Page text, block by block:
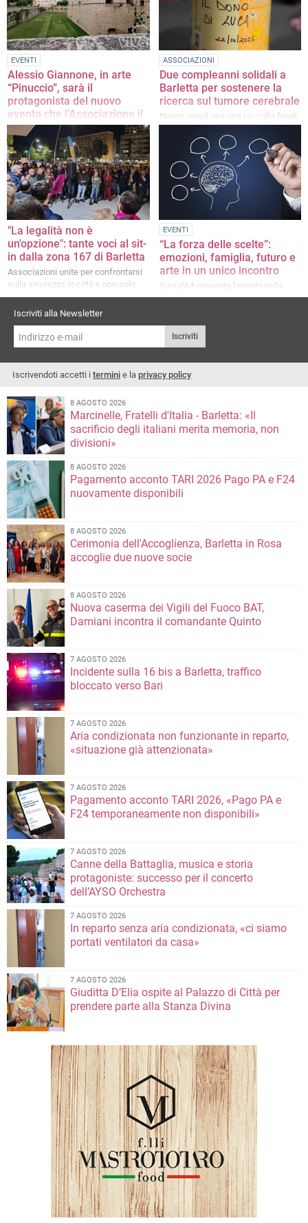
EVENTI
Alessio Giannone, in arte
“Pinuccio”, sarà il
protagonista del nuovo
evento che l’Associazione il
Dono di Luca organizza a
Barletta
L’ attore, regista e inviato televisivo
italiano,sarà intervistato dal
giornalista Giuliano Foschini per
offrire uno spaccato del paese
ASSOCIAZIONI
Due compleanni solidali a
Barletta per sostenere la
ricerca sul tumore cerebrale
Niente regali, ma una raccolta fondi
"La legalità non è
un'opzione": tante voci al sit-
in dalla zona 167 di Barletta
Associazioni unite per confrontarsi
sulla sicurezza in città e non solo,
dopo l'agguato a Giuseppe Di Bari
EVENTI
“La forza delle scelte”:
emozioni, famiglia, futuro e
arte in un unico incontro
SocialArt presenta l'evento nella
Sala della Comunità "Sant'Antonio"
Iscriviti alla Newsletter
Iscriviti
Iscrivendoti accetti i termini e la privacy policy
8 AGOSTO 2026
Marcinelle, Fratelli d'Italia - Barletta: «Il
sacrificio degli italiani merita memoria, non
divisioni»
8 AGOSTO 2026
Pagamento acconto TARI 2026 Pago PA e F24
nuovamente disponibili
8 AGOSTO 2026
Cerimonia dell'Accoglienza, Barletta in Rosa
accoglie due nuove socie
8 AGOSTO 2026
Nuova caserma dei Vigili del Fuoco BAT,
Damiani incontra il comandante Quinto
7 AGOSTO 2026
Incidente sulla 16 bis a Barletta, traffico
bloccato verso Bari
7 AGOSTO 2026
Aria condizionata non funzionante in reparto,
«situazione già attenzionata»
7 AGOSTO 2026
Pagamento acconto TARI 2026, «Pago PA e
F24 temporaneamente non disponibili»
7 AGOSTO 2026
Canne della Battaglia, musica e storia
protagoniste: successo per il concerto
dell’AYSO Orchestra
7 AGOSTO 2026
In reparto senza aria condizionata, «ci siamo
portati ventilatori da casa»
7 AGOSTO 2026
Giuditta D’Elia ospite al Palazzo di Città per
prendere parte alla Stanza Divina